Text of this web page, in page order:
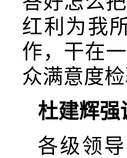
红利为我
作，干在
众满意度
杜建辉强
各级领